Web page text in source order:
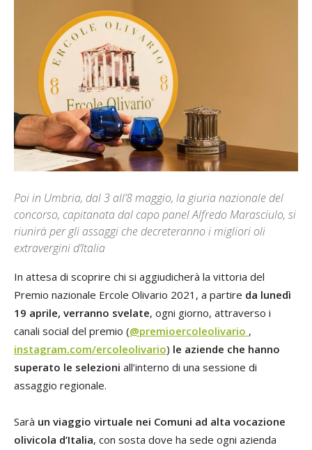
Poi in Umbria, dal 3 all’8 maggio, la giuria nazionale del
concorso, capitanata dal capo panel Alfredo Marasciulo, si
riunirà per gli assaggi che decreteranno i migliori oli
extravergini d’Italia
In attesa di scoprire chi si aggiudicherà la vittoria del
Premio nazionale Ercole Olivario 2021, a partire da lunedì
19 aprile, verranno svelate, ogni giorno, attraverso i
canali social del premio (@premioercoleolivario ,
instagram.com/ercoleolivario) le aziende che hanno
superato le selezioni all’interno di una sessione di
assaggio regionale.
Sarà un viaggio virtuale nei Comuni ad alta vocazione
olivicola d’Italia, con sosta dove ha sede ogni azienda